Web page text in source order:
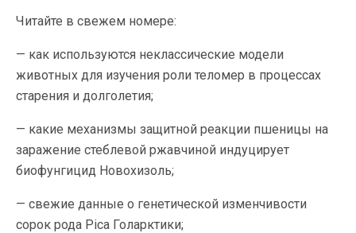
Читайте в свежем номере:
— как используются неклассические модели
животных для изучения роли теломер в процессах
старения и долголетия;
— какие механизмы защитной реакции пшеницы на
заражение стеблевой ржавчиной индуцирует
биофунгицид Новохизоль;
— свежие данные о генетической изменчивости
сорок рода Pica Голарктики;